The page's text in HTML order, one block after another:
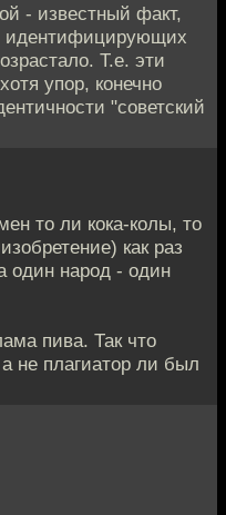
- известный факт,
идентифицирующих
Т.е. эти
упор, конечно
"советский
то ли кока-колы, то
как раз
один народ - один
пива. Так что
не плагиатор ли был